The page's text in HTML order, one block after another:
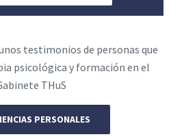
testimonios de personas que
psicológica y formación en el
THuS
PERSONALES